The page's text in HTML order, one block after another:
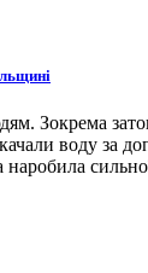
Зокрема
воду за